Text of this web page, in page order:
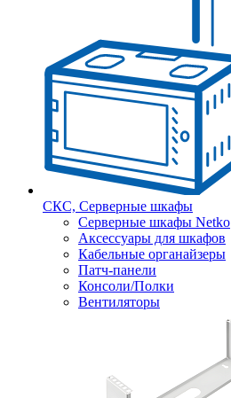
СКС, Серверные шкафы
Серверные шкафы Netko
Аксессуары для шкафов
Кабельные органайзеры
Патч-панели
Консоли/Полки
Вентиляторы